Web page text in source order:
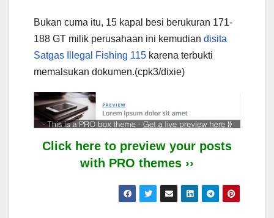
Bukan cuma itu, 15 kapal besi berukuran 171-
188 GT milik perusahaan ini kemudian disita
Satgas Illegal Fishing 115 karena terbukti
memalsukan dokumen.(cpk3/dixie)
Click here to preview your posts
with PRO themes ››